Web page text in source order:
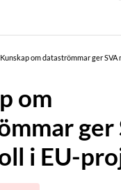
Kunskap om dataströmmar ger
om
ger
i EU-